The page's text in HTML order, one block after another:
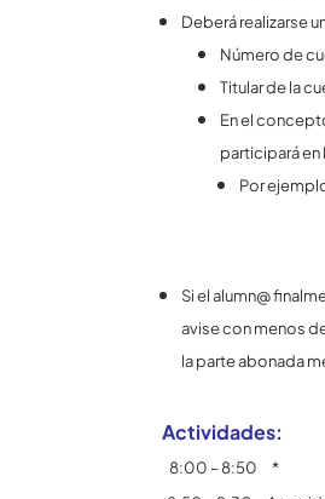
Deberá realizarse
Número de
Titular de la
En el
participará
Por
Si el alumn@
avise con menos
la parte abonada
Actividades:
8:00 – 8:50 *